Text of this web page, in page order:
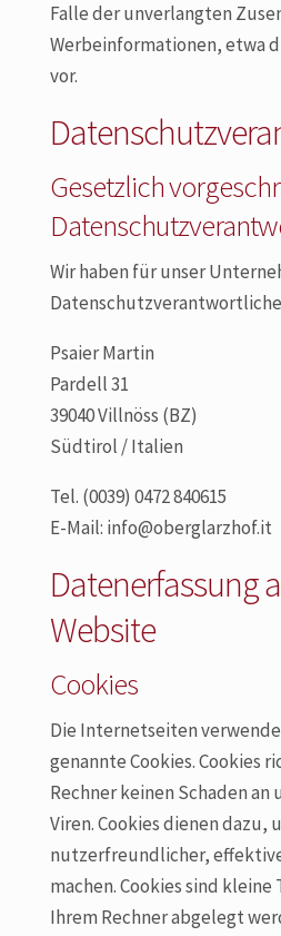
Falle der unverlangten
Werbeinformationen, etwa
vor.
Gesetzlich
Wir haben für unser
Psaier Martin
Pardell 31
39040 Villnöss (BZ)
Südtirol / Italien
Tel. (0039) 0472 840615
E-Mail: info@oberglarzhof.it
Datenerfassung
Website
Cookies
Die Internetseiten
genannte Cookies. Cookies
Rechner keinen Schaden
Viren. Cookies dienen dazu,
nutzerfreundlicher,
machen. Cookies sind
Ihrem Rechner abgelegt